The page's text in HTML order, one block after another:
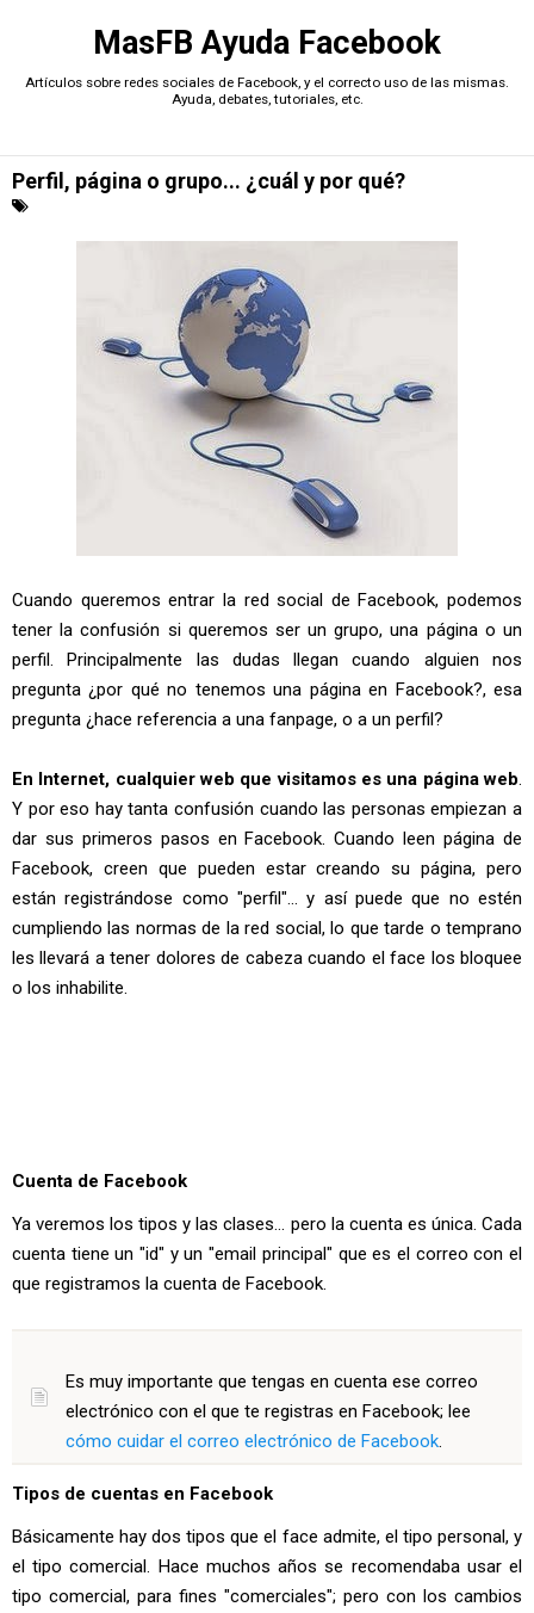
MasFB Ayuda Facebook
Artículos sobre redes sociales de Facebook, y el correcto uso de las mismas.
Ayuda, debates, tutoriales, etc.
Perfil, página o grupo... ¿cuál y por qué?
Cuando queremos entrar la red social de Facebook, podemos
tener la confusión si queremos ser un grupo, una página o un
perfil. Principalmente las dudas llegan cuando alguien nos
pregunta ¿por qué no tenemos una página en Facebook?, esa
pregunta ¿hace referencia a una fanpage, o a un perfil?
En Internet, cualquier web que visitamos es una página web
Y por eso hay tanta confusión cuando las personas empiezan a
dar sus primeros pasos en Facebook. Cuando leen página de
Facebook, creen que pueden estar creando su página, pero
están registrándose como "perfil"... y así puede que no estén
cumpliendo las normas de la red social, lo que tarde o temprano
les llevará a tener dolores de cabeza cuando el face los bloquee
o los inhabilite.
Cuenta de Facebook
Ya veremos los tipos y las clases... pero la cuenta es única. Cada
cuenta tiene un "id" y un "email principal" que es el correo con el
que registramos la cuenta de Facebook.
Es muy importante que tengas en cuenta ese correo
electrónico con el que te registras en Facebook; lee
cómo cuidar el correo electrónico de Facebook
Tipos de cuentas en Facebook
Básicamente hay dos tipos que el face admite, el tipo personal, y
el tipo comercial. Hace muchos años se recomendaba usar el
tipo comercial, para fines "comerciales"; pero con los cambios